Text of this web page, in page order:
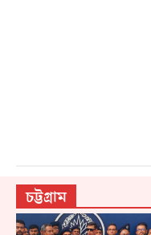
চট্টগ্রাম